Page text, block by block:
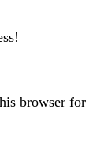
browser for